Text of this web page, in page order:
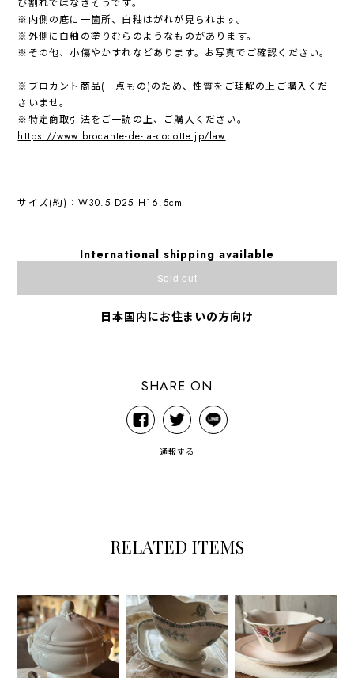
び割れではなさそうです。
※内側の底に一箇所、白釉はがれが見られます。
※外側に白釉の塗りむらのようなものがあります。
※その他、小傷やかすれなどあります。お写真でご確認ください。
※ブロカント商品(一点もの)のため、性質をご理解の上ご購入くだ
さいませ。
※特定商取引法をご一読の上、ご購入ください。
https://www.brocante-de-la-cocotte.jp/law
サイズ(約)：W30.5 D25 H16.5cm
International shipping available
Sold out
日本国内にお住まいの方向け
SHARE ON
通報する
RELATED ITEMS